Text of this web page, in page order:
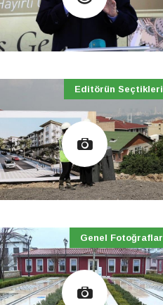
Editörün Seçtikleri
Genel Fotoğraflar